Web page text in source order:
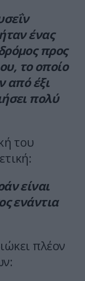
ένας
προς
το οποίο
από έξι
πολύ
του
είναι
ενάντια
πλέον